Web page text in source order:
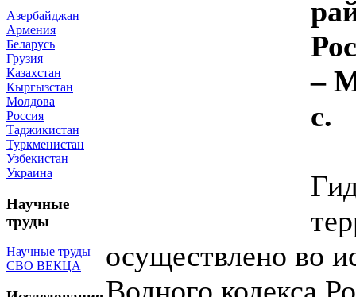
Азербайджан
Армения
Беларусь
Грузия
Казахстан
Кыргызстан
Молдова
Россия
Таджикистан
Туркменистан
Узбекистан
Украина
Научные
труды
Научные труды
СВО ВЕКЦА
–
с.
осуществлено во